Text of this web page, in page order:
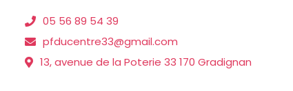
05 56 89 54 39
pfducentre33@gmail.com
13, avenue de la Poterie 33 170 Gradignan